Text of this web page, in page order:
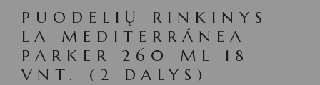
PUODELIŲ RINKINYS
LA MEDITERRÁNEA
PARKER 260 ML 18
VNT. (2 DALYS)